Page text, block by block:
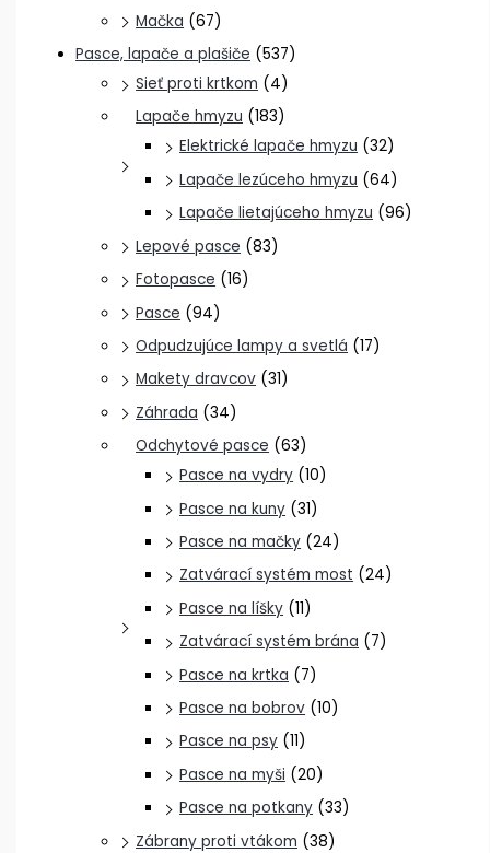
Mačka (67)
Pasce, lapače a plašiče (537)
Sieť proti krtkom (4)
Lapače hmyzu (183)
Elektrické lapače hmyzu (32)
Lapače lezúceho hmyzu (64)
Lapače lietajúceho hmyzu (96)
Lepové pasce (83)
Fotopasce (16)
Pasce (94)
Odpudzujúce lampy a svetlá (17)
Makety dravcov (31)
Záhrada (34)
Odchytové pasce (63)
Pasce na vydry (10)
Pasce na kuny (31)
Pasce na mačky (24)
Zatvárací systém most (24)
Pasce na líšky (11)
Zatvárací systém brána (7)
Pasce na krtka (7)
Pasce na bobrov (10)
Pasce na psy (11)
Pasce na myši (20)
Pasce na potkany (33)
Zábrany proti vtákom (38)